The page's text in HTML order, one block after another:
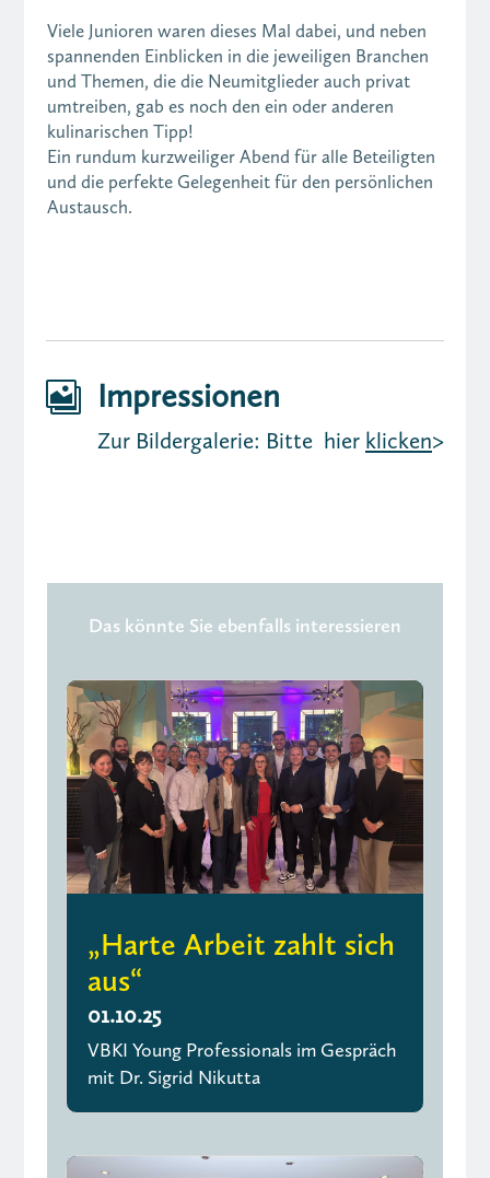
Viele Junioren waren dieses Mal dabei, und neben
spannenden Einblicken in die jeweiligen Branchen
und Themen, die die Neumitglieder auch privat
umtreiben, gab es noch den ein oder anderen
kulinarischen Tipp!
Ein rundum kurzweiliger Abend für alle Beteiligten
und die perfekte Gelegenheit für den persönlichen
Austausch.
 Impressionen
Zur Bildergalerie: Bitte hier klicken>
Das könnte Sie ebenfalls interessieren
„Harte Arbeit zahlt sich
aus“
01.10.25
VBKI Young Professionals im Gespräch
mit Dr. Sigrid Nikutta